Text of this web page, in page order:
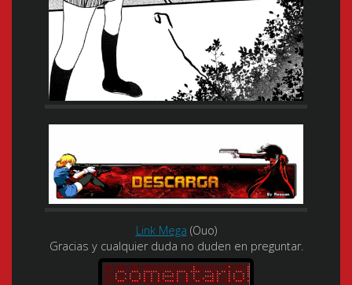
Link Mega (Ouo)
Gracias y cualquier duda no duden en preguntar.